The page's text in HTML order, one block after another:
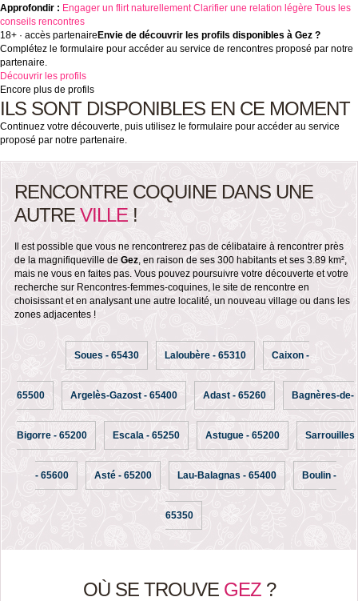
Approfondir : Engager un flirt naturellement Clarifier une relation légère Tous les
conseils rencontres
18+ · accès partenaire Envie de découvrir les profils disponibles à Gez ?
Complétez le formulaire pour accéder au service de rencontres proposé par notre
partenaire.
Découvrir les profils
Encore plus de profils
ILS SONT DISPONIBLES EN CE MOMENT
Continuez votre découverte, puis utilisez le formulaire pour accéder au service
proposé par notre partenaire.
RENCONTRE COQUINE DANS UNE
AUTRE VILLE !
Il est possible que vous ne rencontrerez pas de célibataire à rencontrer près
de la magnifiqueville de Gez, en raison de ses 300 habitants et ses 3.89 km²,
mais ne vous en faites pas. Vous pouvez poursuivre votre découverte et votre
recherche sur Rencontres-femmes-coquines, le site de rencontre en
choisissant et en analysant une autre localité, un nouveau village ou dans les
zones adjacentes !
Soues - 65430 Laloubère - 65310 Caixon -
65500 Argelès-Gazost - 65400 Adast - 65260 Bagnères-de-
Bigorre - 65200 Escala - 65250 Astugue - 65200 Sarrouilles
- 65600 Asté - 65200 Lau-Balagnas - 65400 Boulin -
65350
OÙ SE TROUVE GEZ?